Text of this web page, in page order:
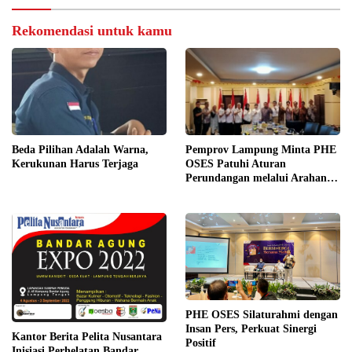
Rekomendasi untuk kamu
Beda Pilihan Adalah Warna,
Kerukunan Harus Terjaga
Pemprov Lampung Minta PHE
OSES Patuhi Aturan
Perundangan melalui Arahan
Kantor Berita Pelita Nusantara
PHE OSES Silaturahmi dengan
Insan Pers, Perkuat Sinergi
Positif